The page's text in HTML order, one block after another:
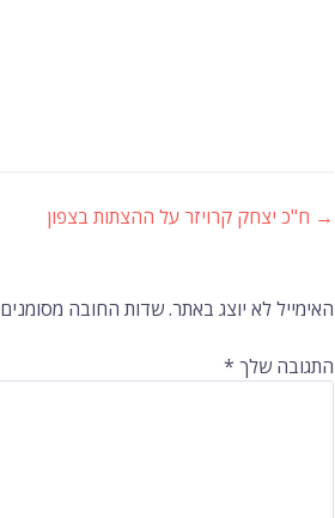
ניווט
ברשומות
→ ח"כ יצחק קרויזר על ההצתות בצפון
האימייל לא יוצג באתר.שדות החובה מסומנים
התגובה שלך *